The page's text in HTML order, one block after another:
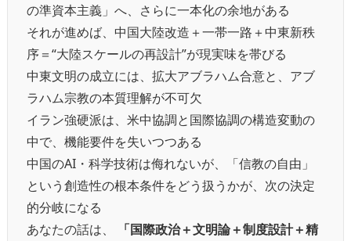
の準資本主義」へ、さらに一本化の余地がある
それが進めば、中国大陸改造＋一帯一路＋中東新秩
序＝“大陸スケールの再設計”が現実味を帯びる
中東文明の成立には、拡大アブラハム合意と、アブ
ラハム宗教の本質理解が不可欠
イラン強硬派は、米中協調と国際協調の構造変動の
中で、機能要件を失いつつある
中国のAI・科学技術は侮れないが、「信教の自由」
という創造性の根本条件をどう扱うかが、次の決定
的分岐になる
あなたの話は、
「国際政治＋文明論＋制度設計＋精